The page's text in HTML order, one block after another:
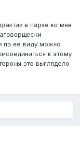
в парке ко мне
по ее виду можно
к этому
это выглядело